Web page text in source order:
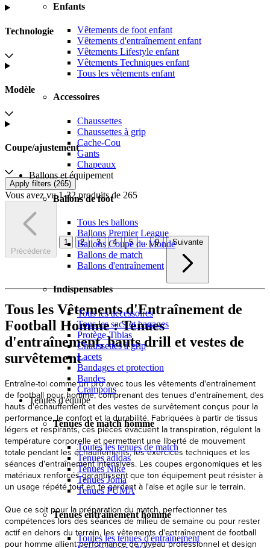
Enfants
Vêtements de foot enfant
Vêtements d'entraînement enfant
Vêtements Lifestyle enfant
Vêtements Techniques enfant
Tous les vêtements enfant
Accessoires
Chaussettes
Chaussettes à grip
Cache-Cou
Gants
Chapeaux
Ballons et équipement
Ballons de foot
Tous les ballons
Ballons Premier League
Ballons Coupe du Monde
Ballons de match
Ballons d'entraînement
Indispensables
Tous les accessoires
Tous les sacs et bagages
Protège-Tibias
Chaussettes à grip
Lacets
Bandages et protection
Bandes
Crampons
Tenues d'équipe
Tenues de match homme
Toutes les tenues de match
Tenues adidas
Tenues Nike
Tenues Joma
Tenues PUMA
Tenues entrainement homme
Toutes les tenues d'entraînement
Technologie
Modèle
Coupe/ajustement
Apply filters (265)
Vous avez vu 1-32 produits de 265
Précédente
1 2 3 4 5 ... 9 Suivante
Tous les Vêtements d'Entraînement de
Football Homme : Tenues
d'entraînement, hauts drill et vestes de
survêtement
Entraîne-toi comme un pro avec tous les vêtements d'entraînement
de football pour homme, comprenant des tenues d'entraînement, des
hauts d'échauffement et des vestes de survêtement conçus pour la
performance, le confort et la durabilité. Fabriquées à partir de tissus
légers et respirants, ces pièces évacuent la transpiration, régulent la
température corporelle et permettent une liberté de mouvement
totale pendant les échauffements, les exercices techniques et les
séances d'entraînement intensives. Les coupes ergonomiques et les
matériaux renforcés garantissent que ton équipement peut résister à
un usage répété tout en te gardant à l'aise et agile sur le terrain.
Que ce soit pour la préparation du match, perfectionner tes
compétences lors des séances de milieu de semaine ou pour rester
actif en dehors du terrain, les vêtements d'entraînement de football
pour homme allient performance de niveau professionnel et design